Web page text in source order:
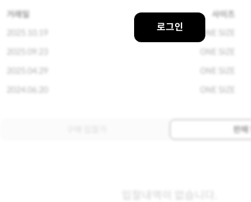
로그인
거래일 사이즈
ONE SIZE
ONE SIZE
2025.04.29
ONE SIZE
2024.06.20
ONE SIZE
판매